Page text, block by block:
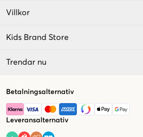
Villkor
Kids Brand Store
Trendar nu
Betalningsalternativ
Leveransalternativ